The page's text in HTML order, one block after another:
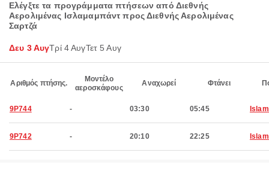
Ελέγξτε τα προγράμματα πτήσεων από Διεθνής
Αερολιμένας Ισλαμαμπάντ προς Διεθνής Αερολιμένας
Σαρτζά
Δευ 3 ΑυγΤρί 4 ΑυγΤετ 5 Αυγ
Αριθμός πτήσης.
Μοντέλο
αεροσκάφους
Αναχωρεί Φτάνει
9P744 - 03:30 05:45
9P742 - 20:10 22:25